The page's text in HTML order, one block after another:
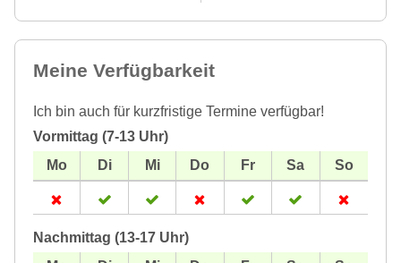
Meine Verfügbarkeit
Ich bin auch für kurzfristige Termine verfügbar!
Vormittag (7-13 Uhr)
Nachmittag (13-17 Uhr)